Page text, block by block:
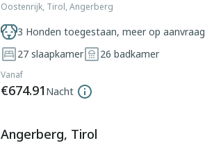
Oostenrijk, Tirol, Angerberg
3 Honden toegestaan, meer op aanvraag
27 slaapkamer 26 badkamer
Vanaf
€674.91 Nacht
Angerberg, Tirol